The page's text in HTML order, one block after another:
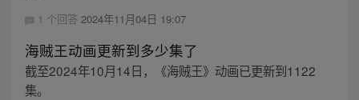
1 个回答 2024年11月04日 19:07
海贼王动画更新到多少集了
截至2024年10月14日，《海贼王》动画已更新到1122
集。